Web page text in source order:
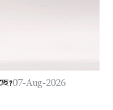
07-Aug-2026